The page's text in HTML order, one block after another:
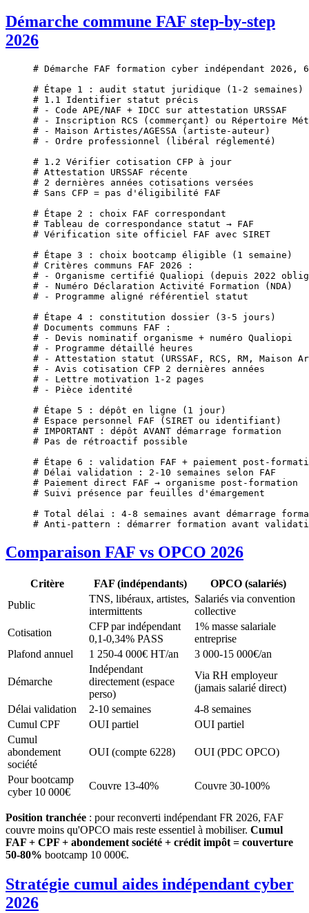
Démarche commune FAF step-by-step
2026
# Démarche FAF formation cyber indépendant 2026,
# Étape 1 : audit statut juridique (1-2 semaines)
# 1.1 Identifier statut précis
# - Code APE/NAF + IDCC sur attestation URSSAF
# - Inscription RCS (commerçant) ou Répertoire
# - Maison Artistes/AGESSA (artiste-auteur)
# - Ordre professionnel (libéral réglementé)
# 1.2 Vérifier cotisation CFP à jour
# Attestation URSSAF récente
# 2 dernières années cotisations versées
# Sans CFP = pas d'éligibilité FAF
# Étape 2 : choix FAF correspondant
# Tableau de correspondance statut → FAF
# Vérification site officiel FAF avec SIRET
# Étape 3 : choix bootcamp éligible (1 semaine)
# Critères communs FAF 2026 :
# - Organisme certifié Qualiopi (depuis 2022
# - Numéro Déclaration Activité Formation (NDA)
# - Programme aligné référentiel statut
# Étape 4 : constitution dossier (3-5 jours)
# Documents communs FAF :
# - Devis nominatif organisme + numéro Qualiopi
# - Programme détaillé heures
# - Attestation statut (URSSAF, RCS, RM, Maison
# - Avis cotisation CFP 2 dernières années
# - Lettre motivation 1-2 pages
# - Pièce identité
# Étape 5 : dépôt en ligne (1 jour)
# Espace personnel FAF (SIRET ou identifiant)
# IMPORTANT : dépôt AVANT démarrage formation
# Pas de rétroactif possible
# Étape 6 : validation FAF + paiement post-
# Délai validation : 2-10 semaines selon FAF
# Paiement direct FAF → organisme post-formation
# Suivi présence par feuilles d'émargement
# Total délai : 4-8 semaines avant démarrage
# Anti-pattern : démarrer formation avant
Comparaison FAF vs OPCO 2026
Critère FAF (indépendants)
OPCO (salariés)
Public
TNS, libéraux, artistes,
intermittents
Salariés via convention
collective
Cotisation
CFP par indépendant
0,1-0,34% PASS
1% masse salariale
entreprise
Plafond annuel
1 250-4 000€ HT/an 3 000-15 000€/an
Démarche
Indépendant
directement (espace
perso)
Via RH employeur
(jamais salarié direct)
Délai validation
2-10 semaines
4-8 semaines
Cumul CPF
OUI partiel
OUI partiel
Cumul
abondement
société
OUI (compte 6228) OUI (PDC OPCO)
Pour bootcamp
cyber 10 000€
Couvre 13-40% Couvre 30-100%
Position tranchée : pour reconverti indépendant FR 2026, FAF
couvre moins qu'OPCO mais reste essentiel à mobiliser. Cumul
FAF + CPF + abondement société + crédit impôt = couverture
50-80% bootcamp 10 000€.
Stratégie cumul aides indépendant cyber
2026